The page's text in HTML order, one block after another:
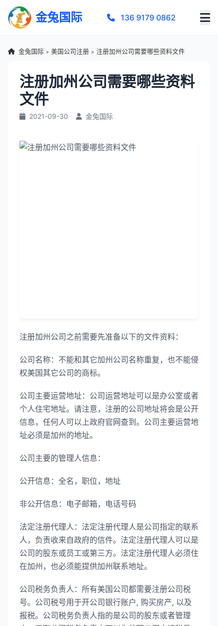
金兔国际 136 9179 0862
金兔国际 > 美国公司注册 > 注册加州公司需要哪些资料文件
注册加州公司需要哪些资料
文件
2021-09-30 金兔国际
注册加州公司之前需要先准备以下的文件资料：
公司名称：不能和其它加州公司名称重复，也不能侵
权美国其它公司的商标。
公司主要运营地址：公司运营地址可以是办公室或者
个人住宅地址。请注意，注册的公司地址将会是公开
信息，任何人可以上政府官网查到。公司主要运营地
址必须是加州的地址。
公司主要的管理人信息：
公开信息：全名，职位，地址
非公开信息：电子邮箱，电话号码
法定注册代理人：法定注册代理人是公司指定的联系
人，负责收来自政府的信件。法定注册代理人可以是
公司的股东或员工或第三方。法定注册代理人必须住
在加州，也必须能提供加州联系地址。
公司税务负责人：所有美国公司都需要注册公司税
号。公司税号用于开公司银行账户, 购买房产, 以及
报税。公司税务负责人指的是公司的股东或者管理